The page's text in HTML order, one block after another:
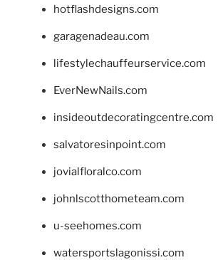
hotflashdesigns.com
garagenadeau.com
lifestylechauffeurservice.com
EverNewNails.com
insideoutdecoratingcentre.com
salvatoresinpoint.com
jovialfloralco.com
johnlscotthometeam.com
u-seehomes.com
watersportslagonissi.com